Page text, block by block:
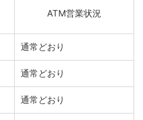
ATM営業状況
通常どおり
通常どおり
通常どおり